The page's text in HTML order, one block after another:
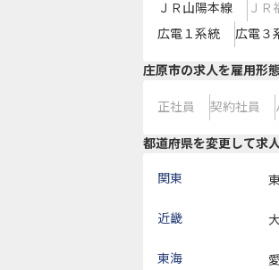
ＪＲ山陽本線 ＪＲ
広電１系統
広電３
庄原市の求人を雇用形
正社員 契約社員
都道府県を変更して求
関東
近畿
東海